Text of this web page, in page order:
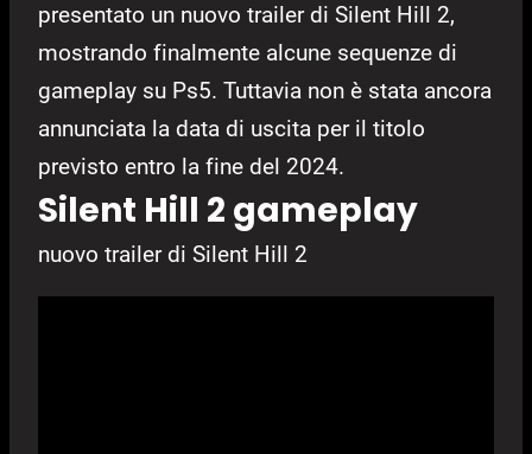
presentato un nuovo trailer di Silent Hill 2,
mostrando finalmente alcune sequenze di
gameplay su Ps5. Tuttavia non è stata ancora
annunciata la data di uscita per il titolo
previsto entro la fine del 2024.
Silent Hill 2 gameplay
nuovo trailer di Silent Hill 2